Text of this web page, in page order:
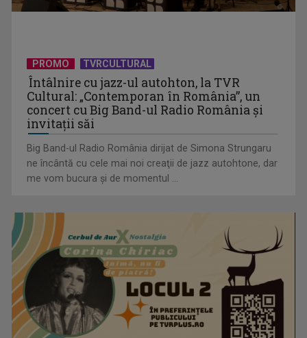
„Frații Jderi”, superproducția inspirată din opera lui Mihail
Sadoveanu, la ...
PROMO TVRCULTURAL
Întâlnire cu jazz-ul autohton, la TVR
Cultural: „Contemporan în România”, un
concert cu Big Band-ul Radio România şi
invitaţii săi
Big Band-ul Radio România dirijat de Simona Strungaru
ne încântă cu cele mai noi creaţii de jazz autohtone, dar
me vom bucura şi de momentul ...